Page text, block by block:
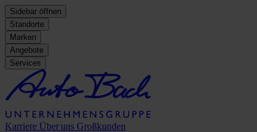
Sidebar öffnen
Standorte
Marken
Angebote
Services
Karriere Über uns Großkunden